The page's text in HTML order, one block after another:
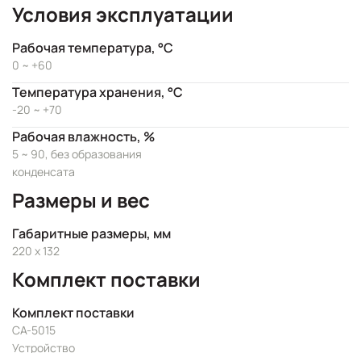
Условия эксплуатации
Рабочая температура, °C
0 ~ +60
Температура хранения, °C
-20 ~ +70
Рабочая влажность, %
5 ~ 90, без образования
конденсата
Размеры и вес
Габаритные размеры, мм
220 x 132
Комплект поставки
Комплект поставки
CA-5015
Устройство